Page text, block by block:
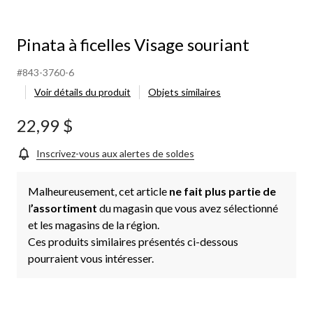
Pinata à ficelles Visage souriant
#843-3760-6
Voir détails du produit
Objets similaires
22,99 $
Inscrivez-vous aux alertes de soldes
Malheureusement, cet article ne fait plus partie de
l’assortiment du magasin que vous avez sélectionné
et les magasins de la région.
Ces produits similaires présentés ci-dessous
pourraient vous intéresser.